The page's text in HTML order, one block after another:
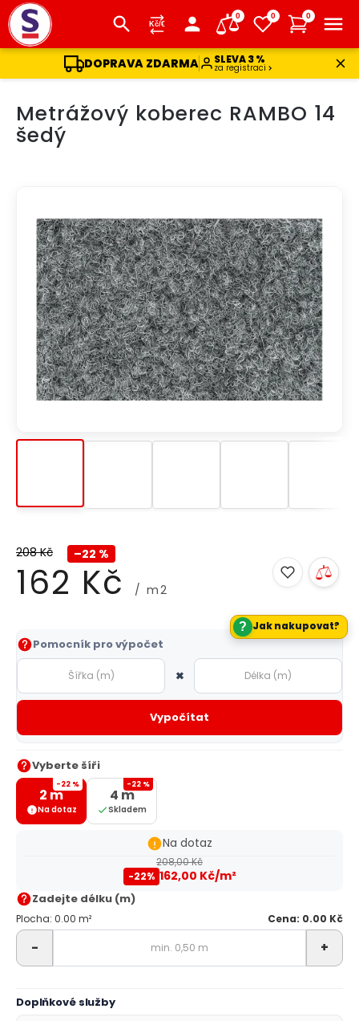
DOPRAVA ZDARMA SLEVA 3 %
za registraci
0 0 0
obsahMetrážový koberec RAMBO 14
šedý
208 Kč –22 %
162 Kč / m2
Měrná
cena:
Pomocník pro výpočet
×
Vypočítat
Vyberte šíři
-22 %
2 m
Na dotaz
-22 %
4 m
Skladem
Zadejte délku (m)
Plocha: 0.00 m² Cena: 0.00 Kč
- +
Na dotaz
208,00 Kč
-22% 162,00 Kč/m²
Doplňkové služby
? Jak nakupovat?